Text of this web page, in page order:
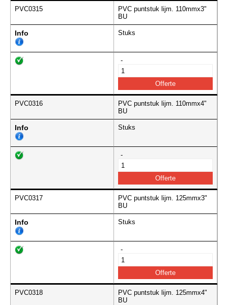
PVC0315
PVC puntstuk lijm. 110mmx3"
BU
Info Stuks
-
PVC0316
PVC puntstuk lijm. 110mmx4"
BU
Info Stuks
-
PVC0317
PVC puntstuk lijm. 125mmx3"
BU
Info Stuks
-
PVC0318
PVC puntstuk lijm. 125mmx4"
BU